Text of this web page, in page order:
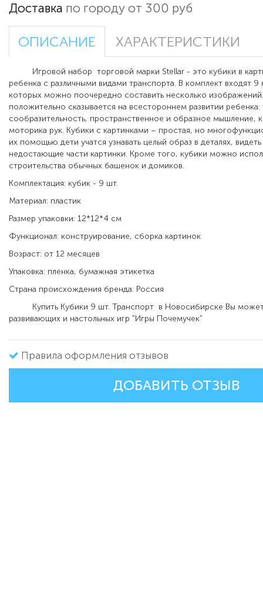
Доставка по городу от 300 руб
ОПИСАНИЕ ХАРАКТЕРИСТИКИ
Игровой набор торговой марки Stellar - это кубики в
ребенка с различными видами транспорта. В комплект входят 9
которых можно поочередно составить несколько
положительно сказывается на всестороннем развитии ребенка:
сообразительность, пространственное и образное мышление,
моторика рук. Кубики с картинками – простая, но
их помощью дети учатся узнавать целый образ в деталях,
недостающие части картинки. Кроме того, кубики можно
строительства обычных башенок и домиков.
Комплектация: кубик - 9 шт.
Материал: пластик
Размер упаковки: 12*12*4 см
Функционал: конструирование, сборка картинок
Возраст: от 12 месяцев
Упаковка: пленка, бумажная этикетка
Страна происхождения бренда: Россия
Купить Кубики 9 шт. Транспорт в Новосибирске Вы
развивающих и настольных игр "Игры Почемучек"
Правила оформления отзывов
ДОБАВИТЬ ОТЗЫВ